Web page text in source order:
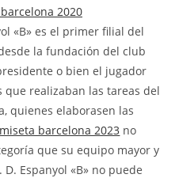
entrada:
«B» es el primer filial del
la fundación del club
o bien el jugador
que realizaban las tareas del
quienes elaborasen las
barcelona 2023 no
que su equipo mayor y
Espanyol «B» no puede